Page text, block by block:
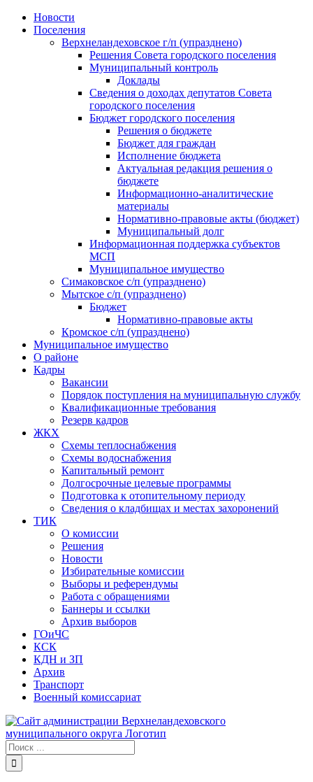
Skip
Новости
Поселения
Верхнеландеховское г/п (упразднено)
Решения Совета городского поселения
Муниципальный контроль
Доклады
Сведения о доходах депутатов Совета
городского поселения
Бюджет городского поселения
Решения о бюджете
Бюджет для граждан
Исполнение бюджета
Актуальная редакция решения о
бюджете
Информационно-аналитические
материалы
Нормативно-правовые акты (бюджет)
Муниципальный долг
Информационная поддержка субъектов
МСП
Муниципальное имущество
Симаковское с/п (упразднено)
Мытское с/п (упразднено)
Бюджет
Нормативно-правовые акты
Кромское с/п (упразднено)
Муниципальное имущество
О районе
Кадры
Вакансии
Порядок поступления на муниципальную службу
Квалификационные требования
Резерв кадров
ЖКХ
Схемы теплоснабжения
Схемы водоснабжения
Капитальный ремонт
Долгосрочные целевые программы
Подготовка к отопительному периоду
Сведения о кладбищах и местах захоронений
ТИК
О комиссии
Решения
Новости
Избирательные комиссии
Выборы и референдумы
Работа с обращениями
Баннеры и ссылки
Архив выборов
ГОиЧС
КСК
КДН и ЗП
Архив
Транспорт
Военный комиссариат
Результат
поиска: